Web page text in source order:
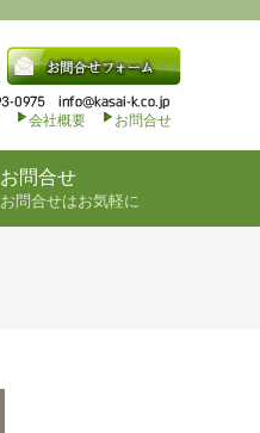
会社概要 お問合せ
お問合せ
お問合せはお気軽に